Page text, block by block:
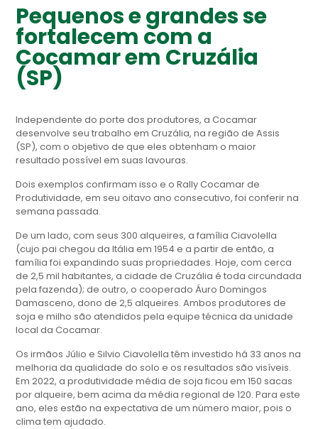
Pequenos e grandes se
fortalecem com a
Cocamar em Cruzália
(SP)
Independente do porte dos produtores, a Cocamar
desenvolve seu trabalho em Cruzália, na região de Assis
(SP), com o objetivo de que eles obtenham o maior
resultado possível em suas lavouras.
Dois exemplos confirmam isso e o Rally Cocamar de
Produtividade, em seu oitavo ano consecutivo, foi conferir na
semana passada.
De um lado, com seus 300 alqueires, a família Ciavolella
(cujo pai chegou da Itália em 1954 e a partir de então, a
família foi expandindo suas propriedades. Hoje, com cerca
de 2,5 mil habitantes, a cidade de Cruzália é toda circundada
pela fazenda); de outro, o cooperado Áuro Domingos
Damasceno, dono de 2,5 alqueires. Ambos produtores de
soja e milho são atendidos pela equipe técnica da unidade
local da Cocamar.
Os irmãos Júlio e Silvio Ciavolella têm investido há 33 anos na
melhoria da qualidade do solo e os resultados são visíveis.
Em 2022, a produtividade média de soja ficou em 150 sacas
por alqueire, bem acima da média regional de 120. Para este
ano, eles estão na expectativa de um número maior, pois o
clima tem ajudado.